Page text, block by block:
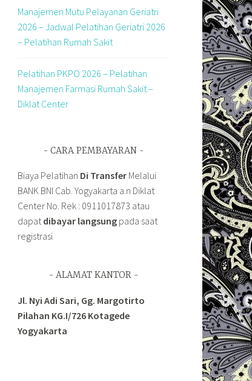
Manajemen Mutu Pelayanan Geriatri
2026 – Jadwal Pelatihan Geriatri 2026
– Pelatihan Rumah Sakit
Pelatihan PKPO 2026 – Pelatihan
Manajemen Farmasi Rumah Sakit –
Diklat Center
CARA PEMBAYARAN
Biaya Pelatihan Di Transfer Melalui
BANK BNI Cab. Yogyakarta a.n Diklat
Center No. Rek : 0911017873 atau
dapatdibayar langsung pada saat
registrasi
ALAMAT KANTOR
Jl. Nyi Adi Sari, Gg. Margotirto
Pilahan KG.I/726 Kotagede
Yogyakarta